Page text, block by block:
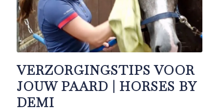
VERZORGINGSTIPS VOOR
JOUW PAARD | HORSES BY
DEMI